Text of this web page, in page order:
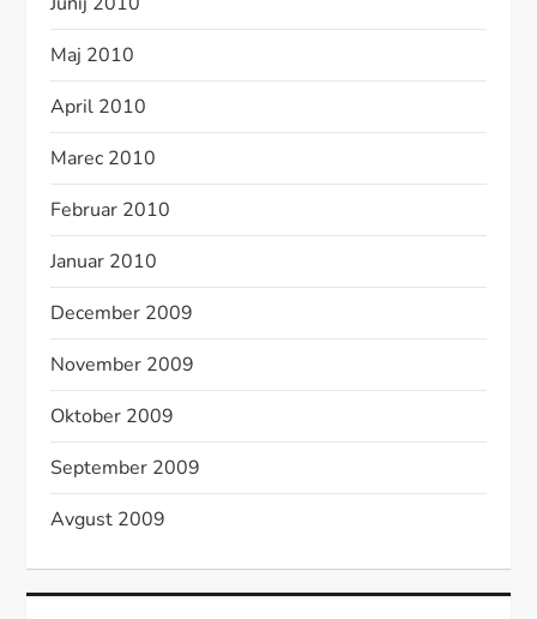
Maj 2010
April 2010
Marec 2010
Februar 2010
Januar 2010
December 2009
November 2009
Oktober 2009
September 2009
Avgust 2009